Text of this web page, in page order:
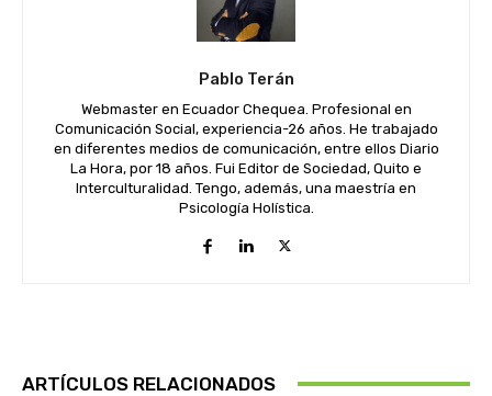
Pablo Terán
Webmaster en Ecuador Chequea. Profesional en
Comunicación Social, experiencia-26 años. He trabajado
en diferentes medios de comunicación, entre ellos Diario
La Hora, por 18 años. Fui Editor de Sociedad, Quito e
Interculturalidad. Tengo, además, una maestría en
Psicología Holística.
ARTÍCULOS RELACIONADOS